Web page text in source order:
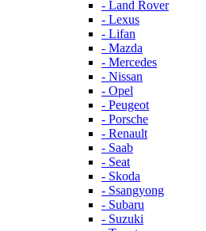
- Land Rover
- Lexus
- Lifan
- Mazda
- Mercedes
- Nissan
- Opel
- Peugeot
- Porsche
- Renault
- Saab
- Seat
- Skoda
- Ssangyong
- Subaru
- Suzuki